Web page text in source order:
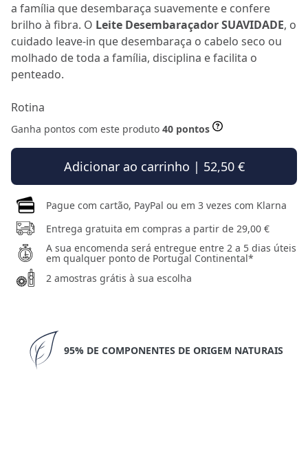
a família que desembaraça suavemente e confere
brilho à fibra. O Leite Desembaraçador SUAVIDADE, o
cuidado leave-in que desembaraça o cabelo seco ou
molhado de toda a família, disciplina e facilita o
penteado.
Rotina
Ganha pontos com este produto 40 pontos
Adicionar ao carrinho | 52,50 €
Pague com cartão, PayPal ou em 3 vezes com Klarna
Entrega gratuita em compras a partir de 29,00 €
A sua encomenda será entregue entre 2 a 5 dias úteis
em qualquer ponto de Portugal Continental*
2 amostras grátis à sua escolha
95% DE COMPONENTES DE ORIGEM NATURAIS